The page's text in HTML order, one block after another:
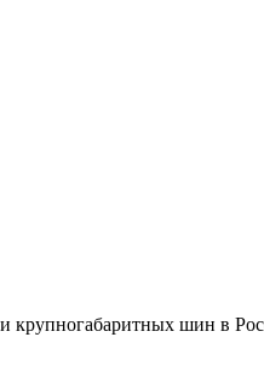
крупногабаритных шин в